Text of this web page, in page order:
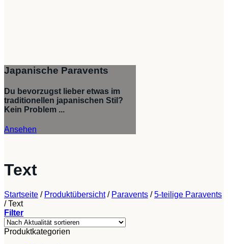
Japanische Paravents
Du bevorzugst lieber etwas im
traditionellen japanischen Stil?
Kein Problem ...
Ansehen
Text
Startseite / Produktübersicht / Paravents / 5-teilige Paravents
/Text
Filter
Produktkategorien